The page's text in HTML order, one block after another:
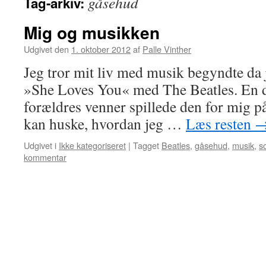
Mig og musikken
Udgivet den 1. oktober 2012af Palle Vinther
Jeg tror mit liv med musik begyndte
»She Loves You« med The Beatles.
forældres venner spillede den for mig
kan huske, hvordan jeg … Læs resten
Udgivet i Ikke kategoriseret | Tagget Beatles, gåsehud, musik,
kommentar